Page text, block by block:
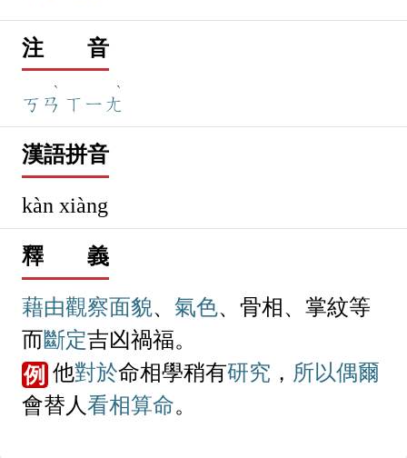
注 音
ㄎㄢ
ˋ
ㄒㄧㄤ
ˋ
漢語拼音
kàn xiàng
釋 義
藉由觀察面貌、 氣色、骨相、掌紋等
而斷定吉凶禍福。
例 他對於命相學稍有研究 ， 所以偶爾
會替人看相算命。